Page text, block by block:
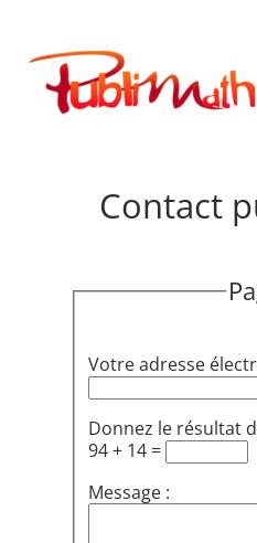
contenu
Publimath
Contact
Votre adresse
Donnez le résultat
94 + 14 =
Message :